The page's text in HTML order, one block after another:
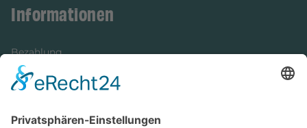
Informationen
Bezahlung
Newsletter
Versandinformationen